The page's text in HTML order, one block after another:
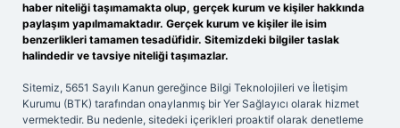
haber niteliği taşımamakta olup, gerçek kurum ve kişiler hakkında
paylaşım yapılmamaktadır. Gerçek kurum ve kişiler ile isim
benzerlikleri tamamen tesadüfidir. Sitemizdeki bilgiler taslak
halindedir ve tavsiye niteliği taşımazlar.
Sitemiz, 5651 Sayılı Kanun gereğince Bilgi Teknolojileri ve İletişim
Kurumu (BTK) tarafından onaylanmış bir Yer Sağlayıcı olarak hizmet
vermektedir. Bu nedenle, sitedeki içerikleri proaktif olarak denetleme